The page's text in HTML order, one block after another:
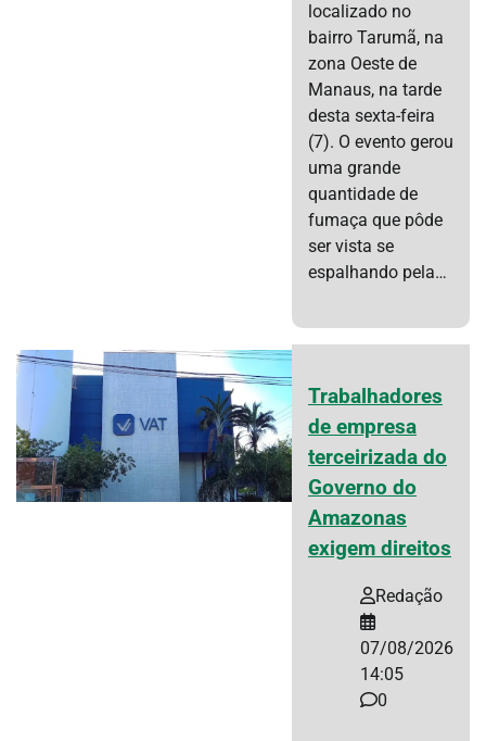
localizado no
bairro Tarumã, na
zona Oeste de
Manaus, na tarde
desta sexta-feira
(7). O evento gerou
uma grande
quantidade de
fumaça que pôde
ser vista se
espalhando pela…
Trabalhadores
de empresa
terceirizada do
Governo do
Amazonas
exigem direitos
Redação
07/08/2026
14:05
0